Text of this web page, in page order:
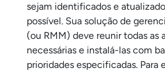
sejam identificados e
possível. Sua solução de
(ou RMM) deve reunir todas as
necessárias e instalá-las com
prioridades especificadas.